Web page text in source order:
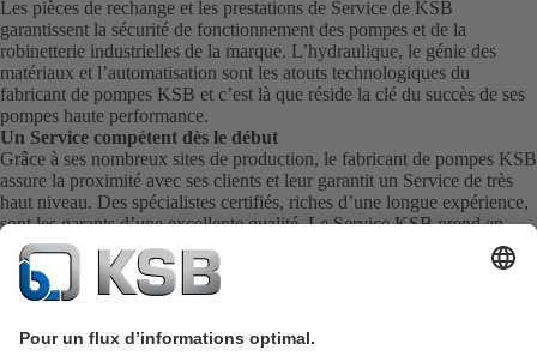
Les pièces de rechange et les prestations de Service de KSB
garantissent la sécurité de fonctionnement des pompes et de la
robinetterie industrielles de la marque. L’hydraulique, le génie des
matériaux et l’automatisation sont les atouts technologiques du
fabricant de pompes KSB et c’est là que réside la clé du succès de ses
pompes haute performance.
Un Service compétent dès le début
Grâce à ses nombreux sites de production, le fabricant de pompes KSB
assure la proximité avec ses clients et leur garantit un Service de très
haut niveau. Des spécialistes certifiés, riches d’une longue expérience,
sont les garants d’une excellente qualité. Le Service KSB prend en
charge la mise en service, l’inspection, l’entretien et la maintenance de
vos pompes, de votre robinetterie et de l’ensemble de vos installations
directement sur site. KSB assure également la livraison rapide de
possible.